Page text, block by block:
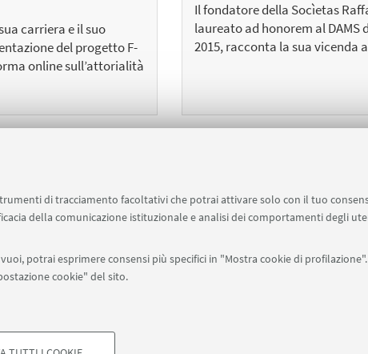
di tracciamento facoltativi che potrai attivare solo con il tuo
della comunicazione istituzionale e analisi dei comportamenti degli
potrai esprimere consensi più specifici in "Mostra cookie di profilazione".
cookie" del sito.
carriera e il suo
del progetto F-
online sull’attorialità
Il fondatore della Socìetas
laureato ad honorem al DAMS
2015, racconta la sua vicenda
Successivi
12
»